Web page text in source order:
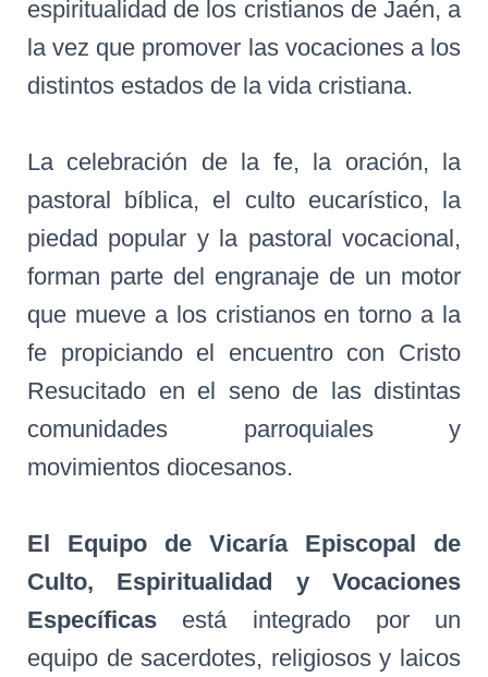
espiritualidad de los cristianos de Jaén, a
la vez que promover las vocaciones a los
distintos estados de la vida cristiana.
La celebración de la fe, la oración, la
pastoral bíblica, el culto eucarístico, la
piedad popular y la pastoral vocacional,
forman parte del engranaje de un motor
que mueve a los cristianos en torno a la
fe propiciando el encuentro con Cristo
Resucitado en el seno de las distintas
comunidades parroquiales y
movimientos diocesanos.
El Equipo de Vicaría Episcopal de
Culto, Espiritualidad y Vocaciones
Específicas está integrado por un
equipo de sacerdotes, religiosos y laicos